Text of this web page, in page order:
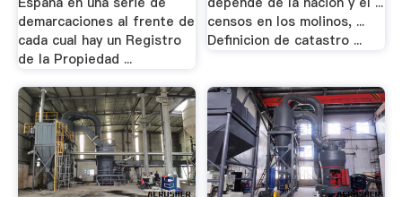
demarcaciones al frente de
cada cual hay un Registro
de la Propiedad ...
censos en los molinos, ...
Definicion de catastro ...